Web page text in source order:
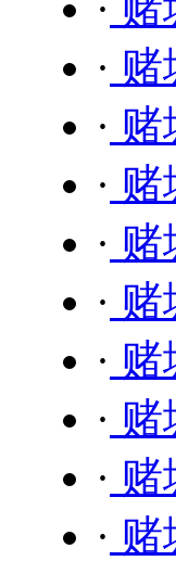
·
·
·
·
·
·
·
·
·